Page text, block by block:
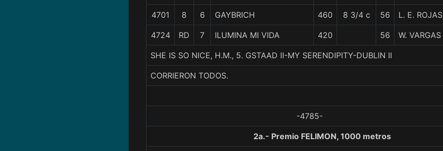
4701 8 6 GAYBRICH 460 8 3/4 c 56 L. E. ROJAS
4724 RD 7 ILUMINA MI VIDA 420 56 W. VARGAS
SHE IS SO NICE, H.M., 5. GSTAAD II-MY SERENDIPITY-DUBLIN II
CORRIERON TODOS.
-4785-
2a.- Premio FELIMON, 1000 metros